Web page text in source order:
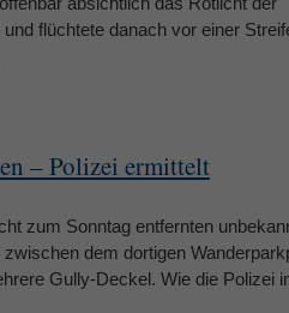
und flüchtete danach vor einer
– Polizei ermittelt
zum Sonntag entfernten
dem dortigen
Gully-Deckel. Wie die Polizei